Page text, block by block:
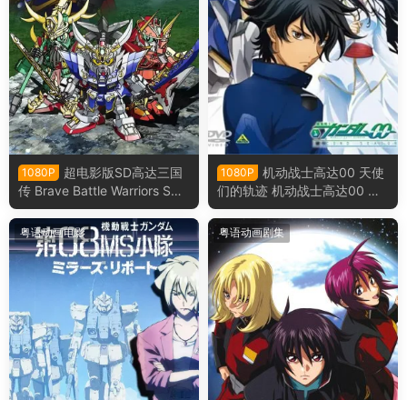
1080P
超电影版SD高达三国
传 Brave Battle Warriors SD
高达三国传剧场版粤语版
1080P
机动战士高达00 天使
们的轨迹 机动战士高达00 总
集篇：天使们的轨迹粤语版
粤语动画电影 粤语动画剧集